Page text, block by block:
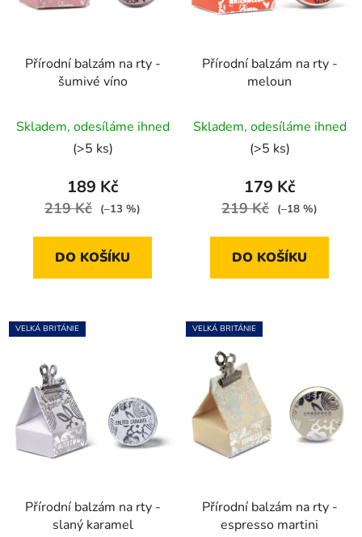
Přírodní balzám na rty -
šumivé víno
hodnocení
produktu
je
5,0
hvězdiček.
Skladem, odesíláme ihned
(>5 ks)
189 Kč
219 Kč (–13 %)
DO KOŠÍKU
Přírodní balzám na rty -
meloun
hodnocení
produktu
je
5,0
hvězdiček.
Skladem, odesíláme ihned
(>5 ks)
179 Kč
219 Kč (–18 %)
DO KOŠÍKU
VELKÁ BRITÁNIE
Přírodní balzám na rty -
slaný karamel
VELKÁ BRITÁNIE
Přírodní balzám na rty -
espresso martini